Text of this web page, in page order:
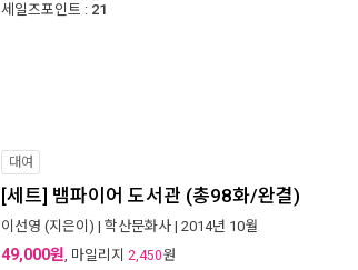
세일즈포인트 : 21
대여
[세트] 뱀파이어 도서관 (총98화/완결)
이선영 (지은이) | 학산문화사 | 2014년 10월
49,000원, 마일리지 2,450원